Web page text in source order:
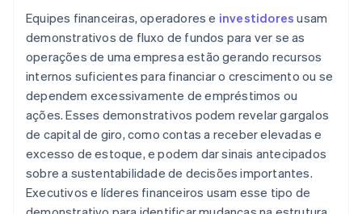
Equipes financeiras, operadores e investidores usam
demonstrativos de fluxo de fundos para ver se as
operações de uma empresa estão gerando recursos
internos suficientes para financiar o crescimento ou se
dependem excessivamente de empréstimos ou
ações. Esses demonstrativos podem revelar gargalos
de capital de giro, como contas a receber elevadas e
excesso de estoque, e podem dar sinais antecipados
sobre a sustentabilidade de decisões importantes.
Executivos e líderes financeiros usam esse tipo de